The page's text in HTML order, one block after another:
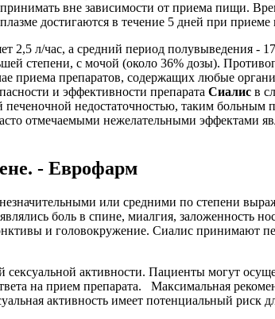
вне зависимости от приема пищи.
достигаются в течение 5 дней при приеме
2,5 л/час, а средний период полувыведения -
степени, с мочой (около 36% дозы).
приема препаратов, содержащих любые
и эффективности препарата Сиалис в
недостаточностью, таким больным
отмечаемыми нежелательными эффектами
- Еврофарм
или средними по степени
боль в спине, миалгия, заложенность
и головокружение. Сиалис принимают
активности. Пациенты могут
на прием препарата. Максимальная
активность имеет потенциальный риск